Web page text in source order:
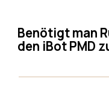
Benötigt man
den iBot PMD